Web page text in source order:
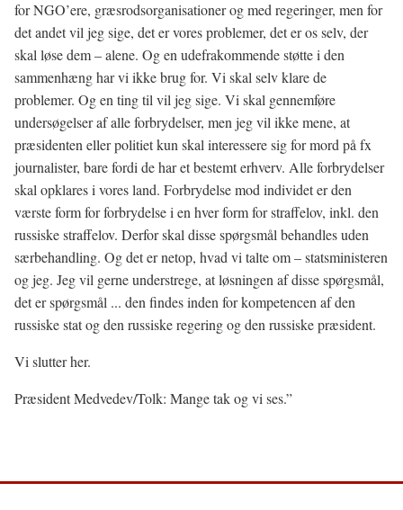
for NGO’ere, græsrodsorganisationer og med regeringer, men for
det andet vil jeg sige, det er vores problemer, det er os selv, der
skal løse dem – alene. Og en udefrakommende støtte i den
sammenhæng har vi ikke brug for. Vi skal selv klare de
problemer. Og en ting til vil jeg sige. Vi skal gennemføre
undersøgelser af alle forbrydelser, men jeg vil ikke mene, at
præsidenten eller politiet kun skal interessere sig for mord på fx
journalister, bare fordi de har et bestemt erhverv. Alle forbrydelser
skal opklares i vores land. Forbrydelse mod individet er den
værste form for forbrydelse i en hver form for straffelov, inkl. den
russiske straffelov. Derfor skal disse spørgsmål behandles uden
særbehandling. Og det er netop, hvad vi talte om – statsministeren
og jeg. Jeg vil gerne understrege, at løsningen af disse spørgsmål,
det er spørgsmål ... den findes inden for kompetencen af den
russiske stat og den russiske regering og den russiske præsident.
Vi slutter her.
Præsident Medvedev/Tolk: Mange tak og vi ses.”